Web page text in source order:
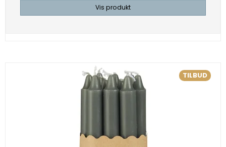
Vis produkt
TILBUD